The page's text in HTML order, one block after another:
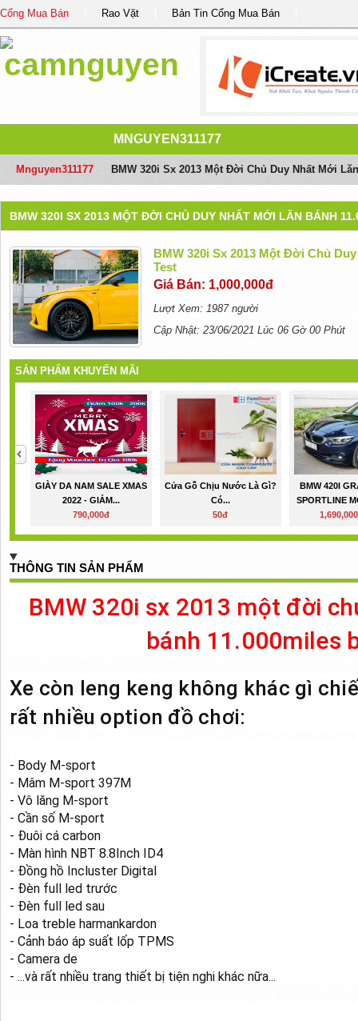
Cổng Mua Bán Rao Vặt Bản Tin Cổng Mua Bán
MNGUYEN311177
Mnguyen311177 BMW 320i Sx 2013 Một Đời Chủ Duy Nhất Mới
BMW 320I SX 2013 MỘT ĐỜI CHỦ DUY NHẤT MỚI LĂN BÁNH
BMW 320i Sx 2013 Một Đời Chủ
Test
Giá Bán: 1,000,000đ
Lượt Xem: 1987 người
Cập Nhật: 23/06/2021 Lúc 06 Gờ 00 Phút
SẢN PHẨM KHUYẾN MÃI
GIÀY DA NAM SALE XMAS
2022 - GIẢM...
790,000đ
Cửa Gỗ Chịu Nước Là Gì?
Có...
50đ
BMW 420I
SPORTLINE
THÔNG TIN SẢN PHẨM
BMW 320i sx 2013 một đời
bánh 11.000miles
Xe còn leng keng không khác gì
rất nhiều option đồ chơi:
- Body M-sport
- Mâm M-sport 397M
- Vô lăng M-sport
- Cần số M-sport
- Đuôi cá carbon
- Màn hình NBT 8.8Inch ID4
- Đồng hồ Incluster Digital
- Đèn full led trước
- Đèn full led sau
- Loa treble harmankardon
- Cảnh báo áp suất lốp TPMS
- Camera de
- ...và rất nhiều trang thiết bị tiện nghi khác nữa...